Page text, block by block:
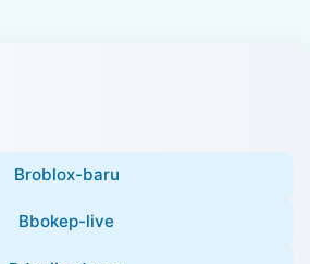
Broblox-baru
Bbokep-live